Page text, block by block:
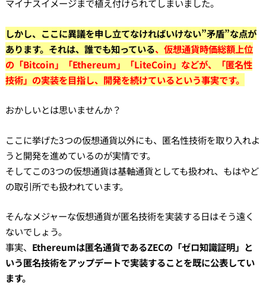
マイナスイメージまで植え付けられてしまいました。
しかし、ここに異議を申し立てなければいけない”矛盾”な点が
あります。それは、誰でも知っている、仮想通貨時価総額上位
の「Bitcoin」「Ethereum」「LiteCoin」などが、「匿名性
技術」の実装を目指し、開発を続けているという事実です。
おかしいとは思いませんか？
ここに挙げた3つの仮想通貨以外にも、匿名性技術を取り入れよ
うと開発を進めているのが実情です。
そしてこの3つの仮想通貨は基軸通貨としても扱われ、もはやど
の取引所でも扱われています。
そんなメジャーな仮想通貨が匿名技術を実装する日はそう遠く
ないでしょう。
事実、 Ethereumは匿名通貨であるZECの「ゼロ知識証明」と
いう匿名技術をアップデートで実装することを既に公表してい
ます。